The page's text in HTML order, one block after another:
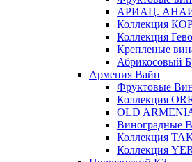
АРИАЦ.
Коллекция
Коллекция
Крепленые
Абрикосовый
Армения Вайн
Фруктовые
Коллекция
OLD
Виноградные
Коллекция
Коллекция